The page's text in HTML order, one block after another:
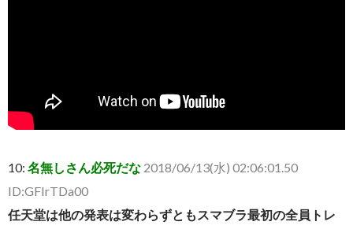
10: 名無しさん必死だな 2018/06/13(水) 02:06:01.50
ID:GFIrTDa00
任天堂は他の発表は変わらずともスマブラ最初の全員トレ